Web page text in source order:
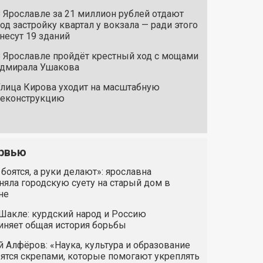
Ярославле за 21 миллион рублей отдают
застройку квартал у вокзала — ради этого
19 зданий
Ярославле пройдёт крестный ход с мощами
Ушакова
Кирова уходит на масштабную
боятся, а руки делают»: ярославна
городскую суету на старый дом в
курдский народ и Россию
общая история борьбы
Алфёров: «Наука, культура и образование
скрепами, которые помогают укреплять